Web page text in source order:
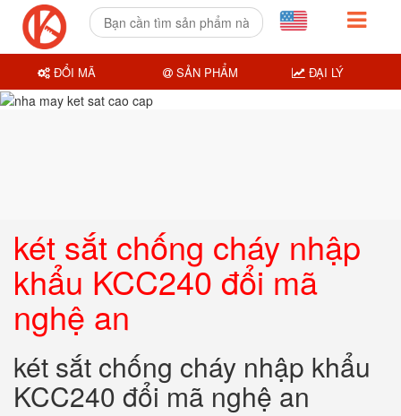
két sắt chống cháy nhập
khẩu KCC240 đổi mã
nghệ an
két sắt chống cháy nhập khẩu
KCC240 đổi mã nghệ an
ĐỔI MÃ SẢN PHẨM ĐẠI LÝ